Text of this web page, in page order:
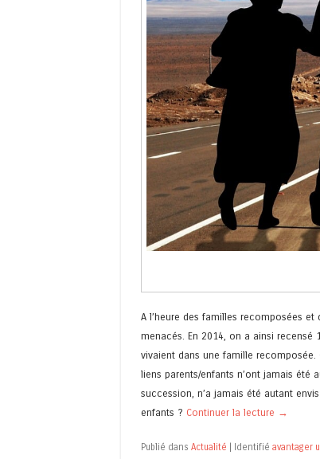
A l’heure des familles recomposées
menacés. En 2014, on a ainsi recensé
vivaient dans une famille
liens parents/enfants n’ont jamais été
succession, n’a jamais été autant
enfants ? Continuer la lecture →
Publié dans Actualité Identifié avantager